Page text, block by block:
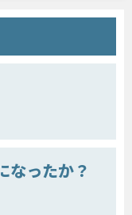
なったか？